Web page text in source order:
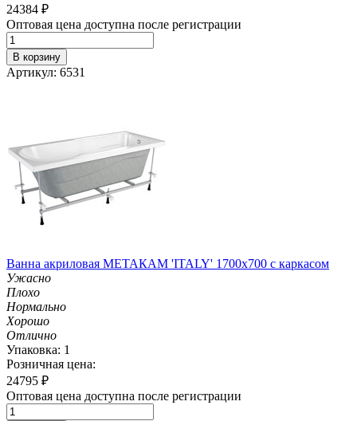
24384 ₽
Оптовая цена доступна после регистрации
В корзину
Артикул: 6531
Ванна акриловая МЕТАКАМ 'ITALY' 1700х700 с каркасом
Ужасно
Плохо
Нормально
Хорошо
Отлично
Упаковка: 1
Розничная цена:
24795 ₽
Оптовая цена доступна после регистрации